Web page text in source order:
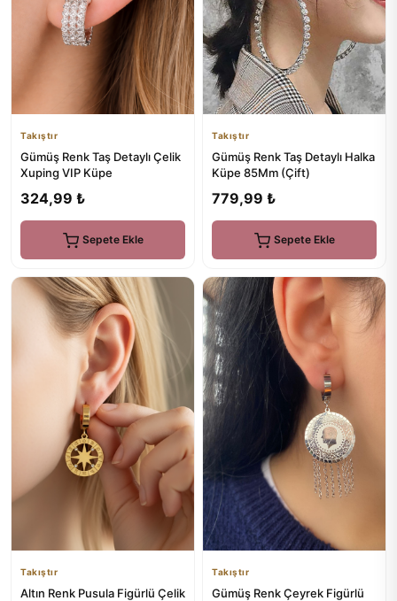
Takıştır
Gümüş Renk Taş Detaylı Çelik
Xuping VIP Küpe
324,99 ₺
Sepete Ekle
Takıştır
Gümüş Renk Taş Detaylı Halka
Küpe 85Mm (Çift)
779,99 ₺
Sepete Ekle
Takıştır
Altın Renk Pusula Figürlü Çelik
Takıştır
Gümüş Renk Çeyrek Figürlü